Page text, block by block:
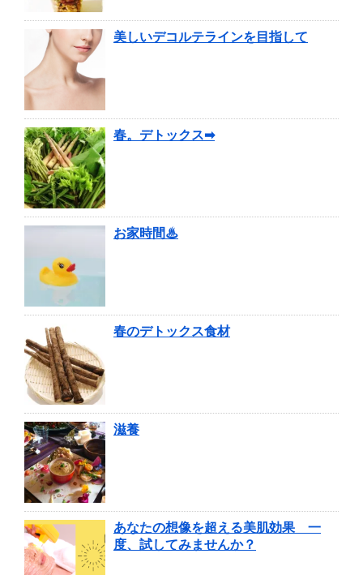
美しいデコルテラインを目指して
春。デトックス➡︎
お家時間♨
春のデトックス食材
滋養
あなたの想像を超える美肌効果 一
度、試してみませんか？